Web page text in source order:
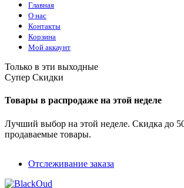
Главная
О нас
Контакты
Корзина
Мой аккаунт
Только в эти выходные
Супер Скидки
Товары в распродаже на этой неделе
Лучший выбор на этой неделе. Скидка до
продаваемые товары.
Отслеживание заказа